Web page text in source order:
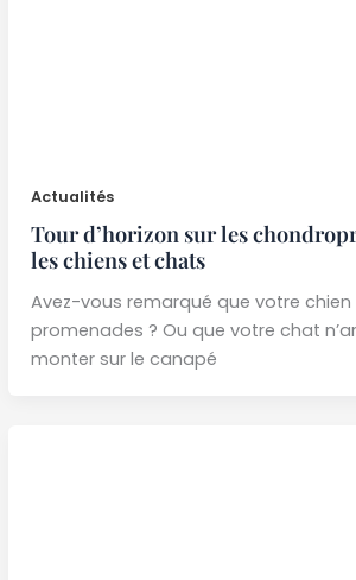
Actualités
Tour d’horizon sur les
les chiens et chats
Avez-vous remarqué que votre chien
promenades ? Ou que votre chat
monter sur le canapé